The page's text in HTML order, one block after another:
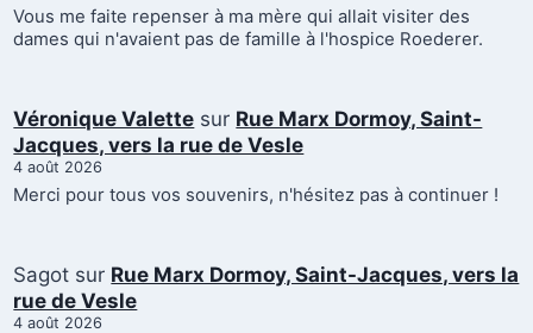
Vous me faite repenser à ma mère qui allait visiter des
dames qui n'avaient pas de famille à l'hospice Roederer.
Véronique Valette sur Rue Marx Dormoy, Saint-
Jacques, vers la rue de Vesle
4 août 2026
Merci pour tous vos souvenirs, n'hésitez pas à continuer !
Sagot sur Rue Marx Dormoy, Saint-Jacques, vers la
rue de Vesle
4 août 2026